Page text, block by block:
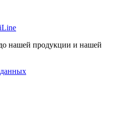
нашей продукции и нашей